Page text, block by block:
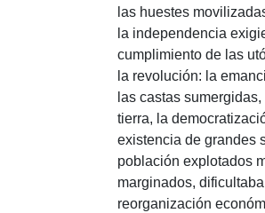
las huestes
la independencia
cumplimiento de las
la revolución: la
las castas
tierra, la
existencia de grandes
población explotados
marginados,
reorganización